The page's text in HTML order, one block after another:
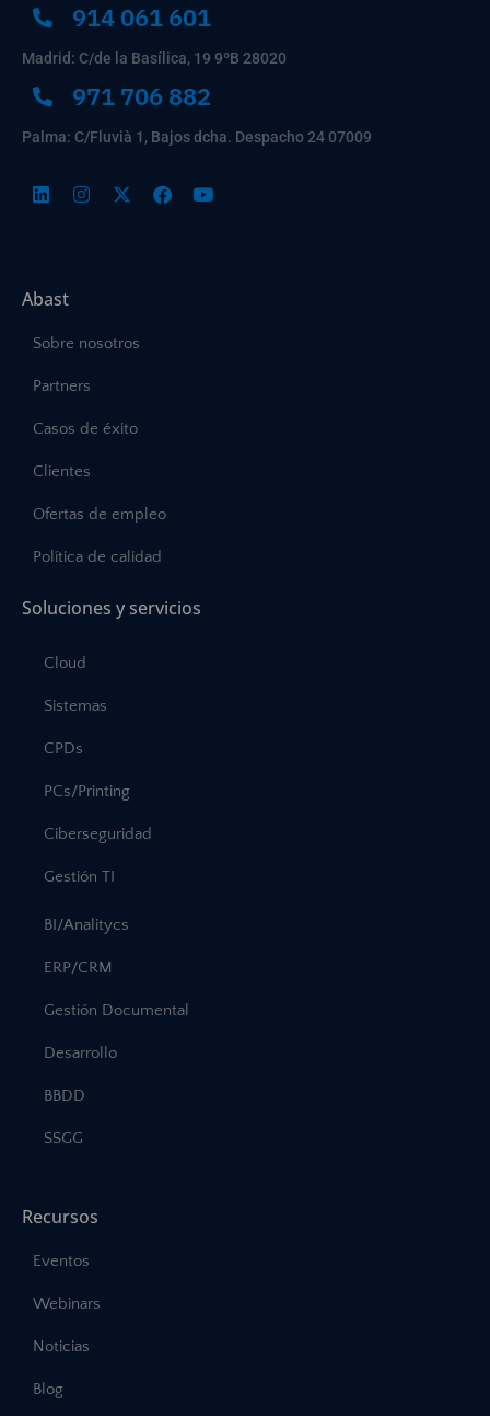
914 061 601
Madrid: C/de la Basílica, 19 9ºB 28020
971 706 882
Palma: C/Fluvià 1, Bajos dcha. Despacho 24 07009
Abast
Sobre nosotros
Partners
Casos de éxito
Clientes
Ofertas de empleo
Política de calidad
Soluciones y servicios
Cloud
Sistemas
CPDs
PCs/Printing
Ciberseguridad
Gestión TI
BI/Analitycs
ERP/CRM
Gestión Documental
Desarrollo
BBDD
SSGG
Recursos
Eventos
Webinars
Noticias
Blog